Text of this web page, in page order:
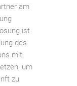
am
ist
des
mit
um
zu